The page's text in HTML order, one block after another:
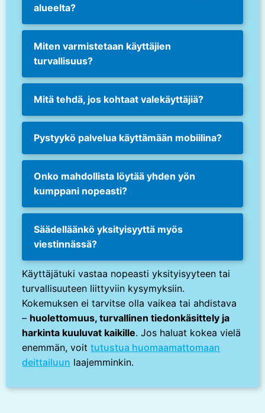
alueelta?
Miten varmistetaan käyttäjien
turvallisuus?
Mitä tehdä, jos kohtaat valekäyttäjiä?
Pystyykö palvelua käyttämään mobiilina?
Onko mahdollista löytää yhden yön
kumppani nopeasti?
Säädelläänkö yksityisyyttä myös
viestinnässä?
Käyttäjätuki vastaa nopeasti yksityisyyteen tai
turvallisuuteen liittyviin kysymyksiin.
Kokemuksen ei tarvitse olla vaikea tai ahdistava
– huolettomuus, turvallinen tiedonkäsittely ja
harkinta kuuluvat kaikille. Jos haluat kokea vielä
enemmän, voittutustua huomaamattomaan
deittailuun laajemminkin.